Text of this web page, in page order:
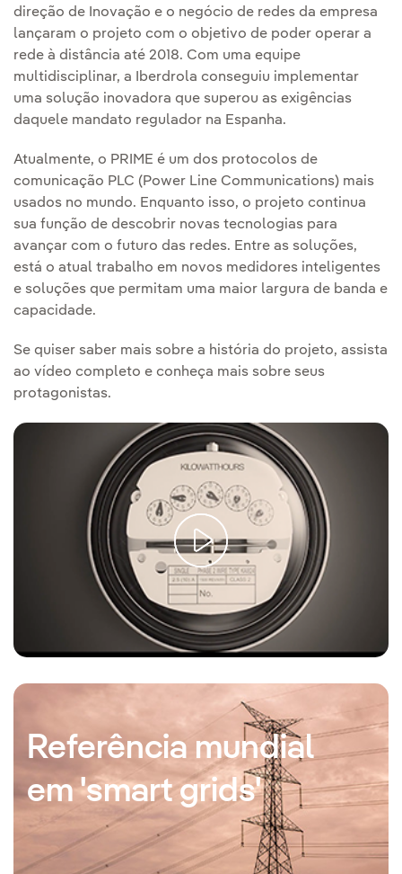
direção de Inovação e o negócio de redes da empresa
lançaram o projeto com o objetivo de poder operar a
rede à distância até 2018. Com uma equipe
multidisciplinar, a Iberdrola conseguiu implementar
uma solução inovadora que superou as exigências
daquele mandato regulador na Espanha.
Atualmente, o PRIME é um dos protocolos de
comunicação PLC (Power Line Communications) mais
usados no mundo. Enquanto isso, o projeto continua
sua função de descobrir novas tecnologias para
avançar com o futuro das redes. Entre as soluções,
está o atual trabalho em novos medidores inteligentes
e soluções que permitam uma maior largura de banda e
capacidade.
Se quiser saber mais sobre a história do projeto, assista
ao vídeo completo Enlace externo, se abre en ventana
e conheça mais sobre seus
protagonistas.
Referência mundial
em 'smart grids'